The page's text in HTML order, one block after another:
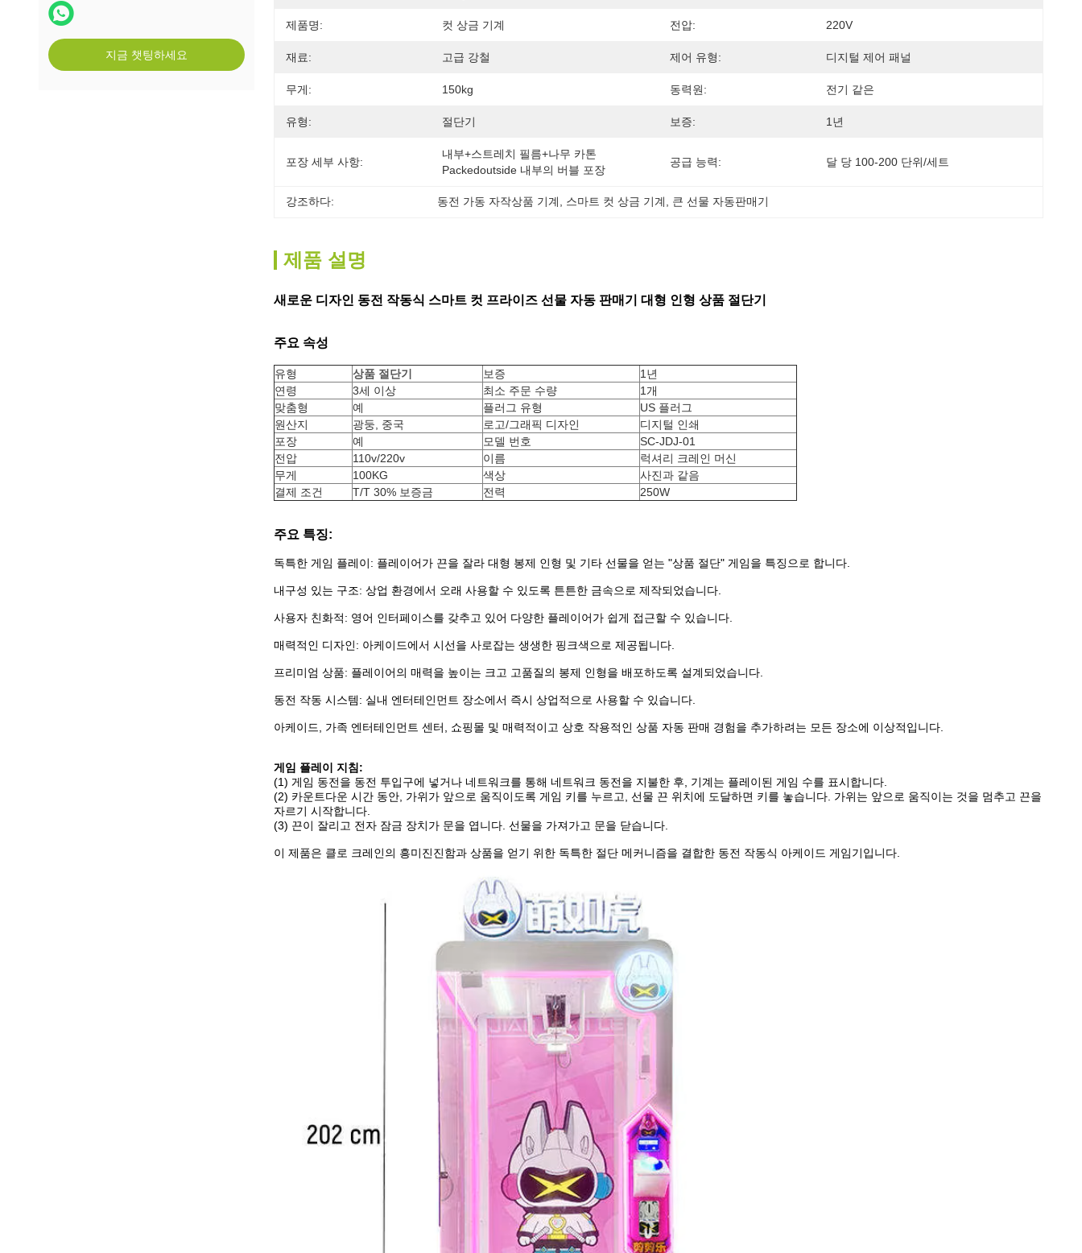
지금 챗팅하세요
제품명: 컷 상금 기계 전압: 220V
재료: 고급 강철 제어 유형: 디지털 제어 패널
무게: 150kg 동력원: 전기 같은
유형: 절단기 보증: 1년
포장 세부 사항:
내부+스트레치 필름+나무 카톤
Packedoutside 내부의 버블 포장
공급 능력: 달 당 100-200 단위/세트
강조하다: 동전 가동 자작상품 기계 스마트 컷 상금 기계 큰 선물 자동판매기
제품 설명
새로운 디자인 동전 작동식 스마트 컷 프라이즈 선물 자동 판매기 대형 인형 상품 절단기
주요 속성
유형 상품 절단기 보증
1년
연령
3세 이상 최소 주문 수량
1개
맞춤형
예 플러그 유형
US 플러그
원산지
광둥, 중국 로고/그래픽 디자인
디지털 인쇄
포장
예 모델 번호
SC-JDJ-01
전압
110v/220v 이름
럭셔리 크레인 머신
무게
100KG 색상
사진과 같음
결제 조건
T/T 30% 보증금 전력 250W
주요 특징:
독특한 게임 플레이: 플레이어가 끈을 잘라 대형 봉제 인형 및 기타 선물을 얻는 "상품 절단" 게임을 특징으로 합니다.
내구성 있는 구조: 상업 환경에서 오래 사용할 수 있도록 튼튼한 금속으로 제작되었습니다.
사용자 친화적: 영어 인터페이스를 갖추고 있어 다양한 플레이어가 쉽게 접근할 수 있습니다.
매력적인 디자인: 아케이드에서 시선을 사로잡는 생생한 핑크색으로 제공됩니다.
프리미엄 상품: 플레이어의 매력을 높이는 크고 고품질의 봉제 인형을 배포하도록 설계되었습니다.
동전 작동 시스템: 실내 엔터테인먼트 장소에서 즉시 상업적으로 사용할 수 있습니다.
아케이드, 가족 엔터테인먼트 센터, 쇼핑몰 및 매력적이고 상호 작용적인 상품 자동 판매 경험을 추가하려는 모든 장소에 이상적입니다.
게임 플레이 지침:
(1) 게임 동전을 동전 투입구에 넣거나 네트워크를 통해 네트워크 동전을 지불한 후, 기계는 플레이된 게임 수를 표시합니다.
(2) 카운트다운 시간 동안, 가위가 앞으로 움직이도록 게임 키를 누르고, 선물 끈 위치에 도달하면 키를 놓습니다. 가위는 앞으로 움직이는 것을 멈추고 끈을
자르기 시작합니다.
(3) 끈이 잘리고 전자 잠금 장치가 문을 엽니다. 선물을 가져가고 문을 닫습니다.
이 제품은 클로 크레인의 흥미진진함과 상품을 얻기 위한 독특한 절단 메커니즘을 결합한 동전 작동식 아케이드 게임기입니다.